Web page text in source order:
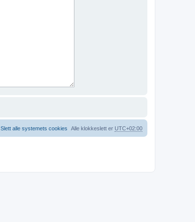
Alle klokkeslett er UTC+02:00
Slett alle systemets cookies